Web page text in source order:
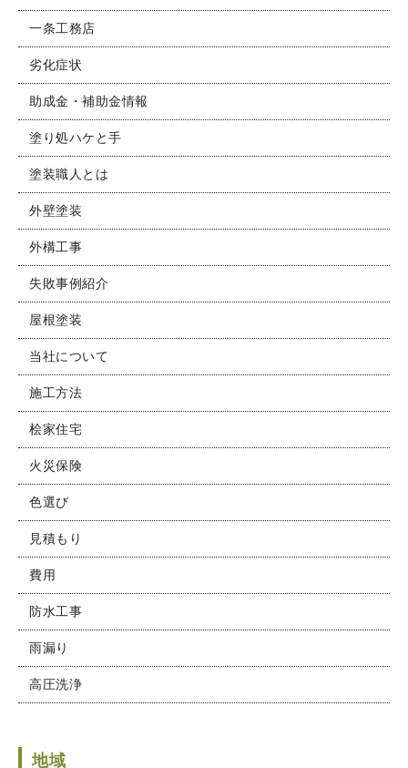
一条工務店
劣化症状
助成金・補助金情報
塗り処ハケと手
塗装職人とは
外壁塗装
外構工事
失敗事例紹介
屋根塗装
当社について
施工方法
桧家住宅
火災保険
色選び
見積もり
費用
防水工事
雨漏り
高圧洗浄
地域